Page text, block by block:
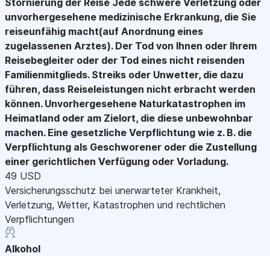
unvorhergesehene medizinische Erkrankung, die Sie
reiseunfähig macht(auf Anordnung eines
zugelassenen Arztes). Der Tod von Ihnen oder Ihrem
Reisebegleiter oder der Tod eines nicht reisenden
Familienmitglieds. Streiks oder Unwetter, die dazu
führen, dass Reiseleistungen nicht erbracht werden
können. Unvorhergesehene Naturkatastrophen im
Heimatland oder am Zielort, die diese unbewohnbar
machen. Eine gesetzliche Verpflichtung wie z. B. die
Verpflichtung als Geschworener oder die Zustellung
einer gerichtlichen Verfügung oder Vorladung.
49 USD
Versicherungsschutz bei unerwarteter Krankheit,
Verletzung, Wetter, Katastrophen und rechtlichen
Verpflichtungen
Alkohol